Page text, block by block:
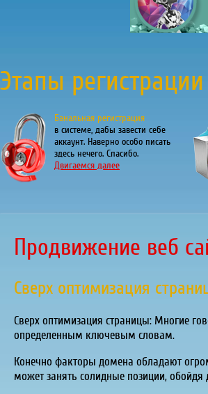
Этапы
Банальная регистрация
в системе, дабы завести себе
аккаунт. Наверно особо писать
здесь нечего. Спасибо.
Двигаемся далее
Продвижение веб
Сверх оптимизация
Сверх оптимизация страницы: Многие
определенным ключевым словам.
Конечно факторы домена обладают
может занять солидные позиции,